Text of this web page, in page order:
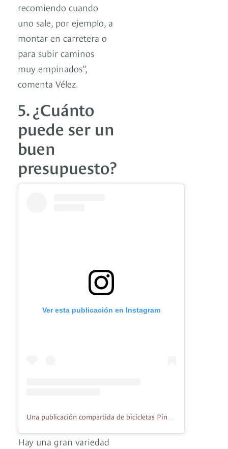
recomiendo cuando
uno sale, por ejemplo, a
montar en carretera o
para subir caminos
muy empinados”,
comenta Vélez.
5. ¿Cuánto
puede ser un
buen
presupuesto?
Ver esta publicación en Instagram
Hay una gran variedad